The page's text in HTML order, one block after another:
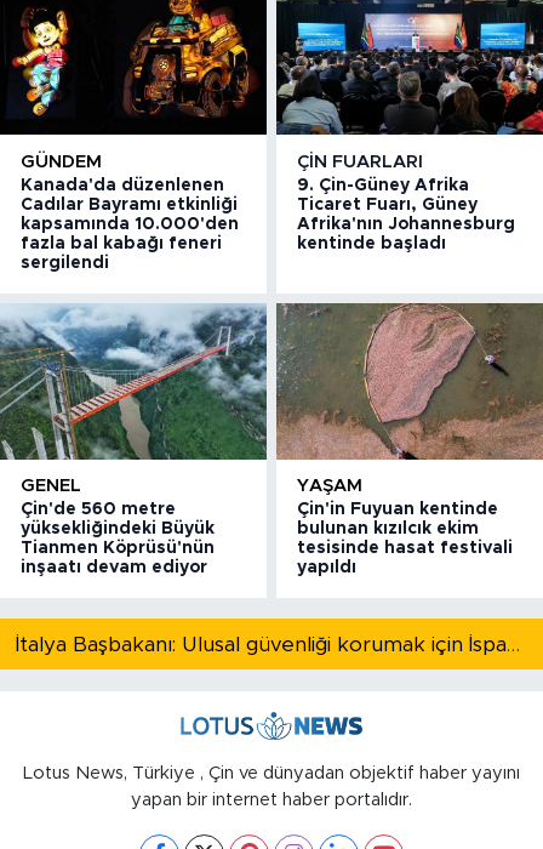
GÜNDEM
Kanada'da düzenlenen
Cadılar Bayramı etkinliği
kapsamında 10.000'den
fazla bal kabağı feneri
sergilendi
ÇIN FUARLARI
9. Çin-Güney Afrika
Ticaret Fuarı, Güney
Afrika'nın Johannesburg
kentinde başladı
GENEL
Çin'de 560 metre
yüksekliğindeki Büyük
Tianmen Köprüsü'nün
inşaatı devam ediyor
YAŞAM
Çin'in Fuyuan kentinde
bulunan kızılcık ekim
tesisinde hasat festivali
yapıldı
İtalya Başbakanı: Ulusal güvenliği korumak için İspanya ile Schengen kapsamındaki serbest dolaşımı askıya alıyoruz
Lotus News, Türkiye , Çin ve dünyadan objektif haber yayını
yapan bir internet haber portalıdır.